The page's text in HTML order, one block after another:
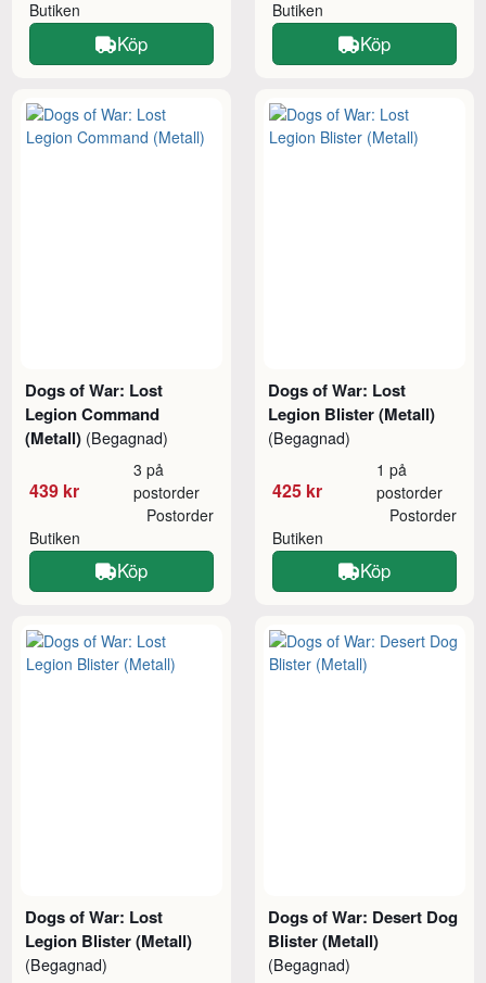
Butiken
Köp
Butiken
Köp
Dogs of War: Lost
Legion Command
(Metall) (Begagnad)
439 kr
3 på
postorder
Butiken
Postorder
Köp
Dogs of War: Lost
Legion Blister (Metall)
(Begagnad)
425 kr
1 på
postorder
Butiken
Postorder
Köp
Dogs of War: Lost
Legion Blister (Metall)
(Begagnad)
Dogs of War: Desert Dog
Blister (Metall)
(Begagnad)